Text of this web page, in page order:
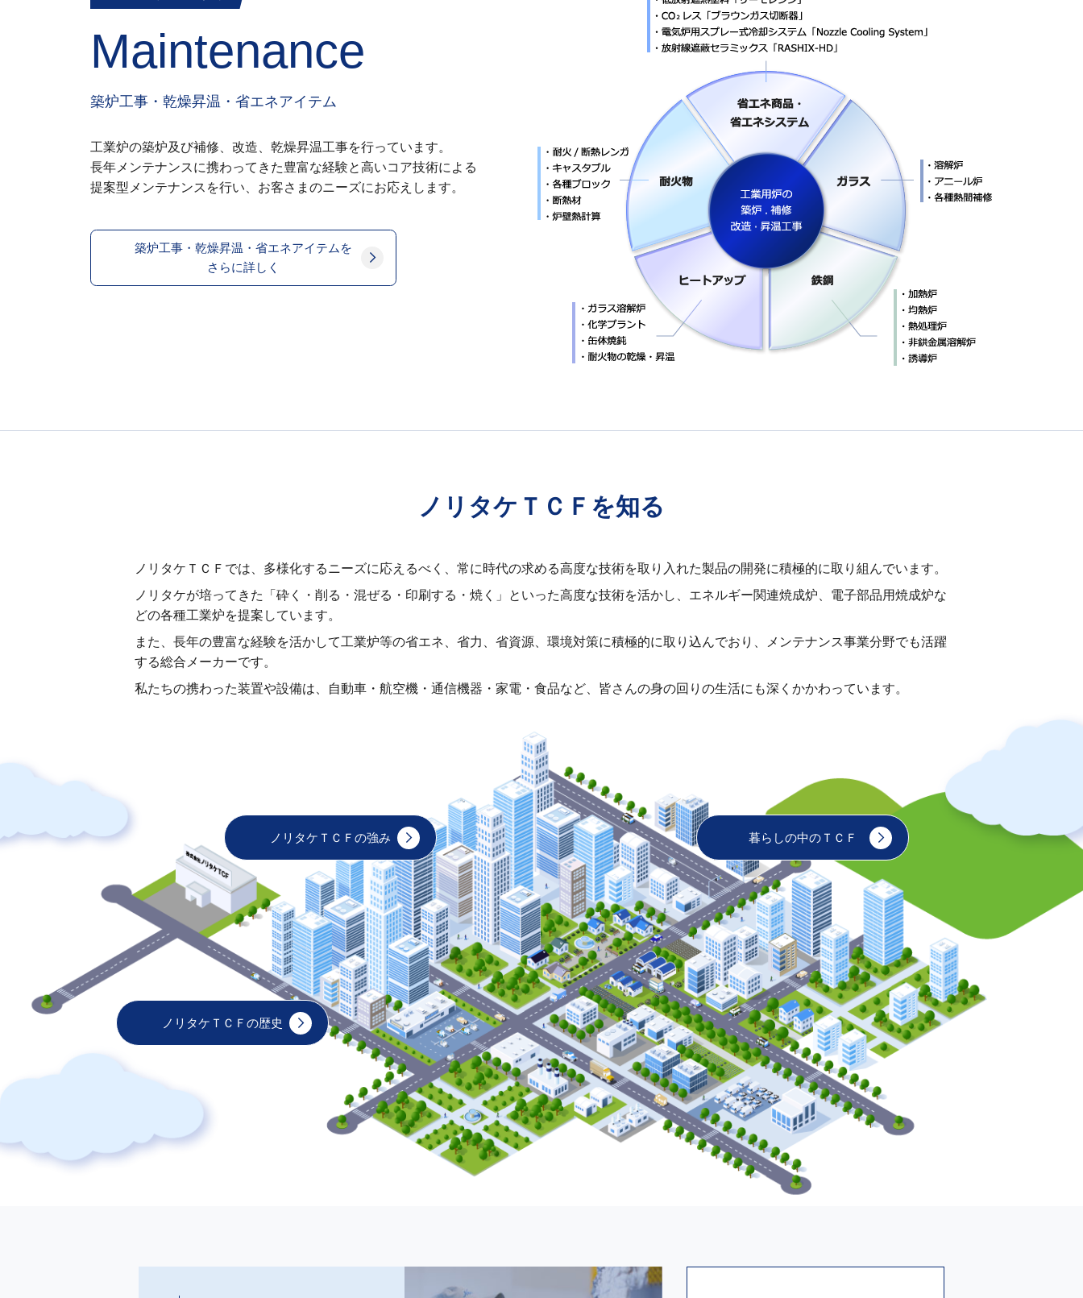
Maintenance
築炉工事・乾燥昇温・省エネアイテム
工業炉の築炉及び補修、改造、乾燥昇温工事を行っています。
長年メンテナンスに携わってきた豊富な経験と高いコア技術による
提案型メンテナンスを行い、お客さまのニーズにお応えします。
築炉工事・乾燥昇温・省エネアイテムを
さらに詳しく
ノリタケＴＣＦを知る
ノリタケＴＣＦでは、多様化するニーズに応えるべく、常に時代の求める高度な技術を取り入れた製品の開発に積極的に取り組んでいます。
ノリタケが培ってきた「砕く・削る・混ぜる・印刷する・焼く」といった高度な技術を活かし、エネルギー関連焼成炉、電子部品用焼成炉な
どの各種工業炉を提案しています。
また、長年の豊富な経験を活かして工業炉等の省エネ、省力、省資源、環境対策に積極的に取り込んでおり、メンテナンス事業分野でも活躍
する総合メーカーです。
私たちの携わった装置や設備は、自動車・航空機・通信機器・家電・食品など、皆さんの身の回りの生活にも深くかかわっています。
ノリタケＴＣＦの強み
ノリタケＴＣＦの歴史
暮らしの中のＴＣＦ